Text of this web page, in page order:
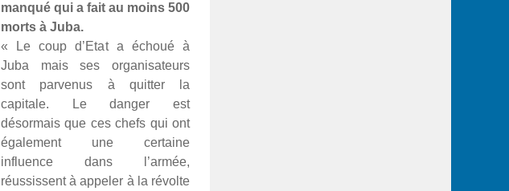
manqué qui a fait au moins 500
morts à Juba.
« Le coup d’Etat a échoué à
Juba mais ses organisateurs
sont parvenus à quitter la
capitale. Le danger est
désormais que ces chefs qui ont
également une certaine
influence dans l’armée,
réussissent à appeler à la révolte